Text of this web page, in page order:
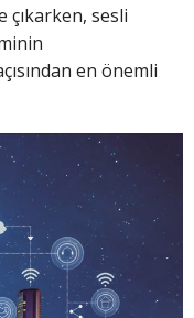
çıkarken, sesli
en önemli